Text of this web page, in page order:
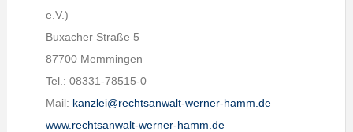
e.V.)
Buxacher Straße 5
87700 Memmingen
Tel.: 08331-78515-0
Mail: kanzlei@rechtsanwalt-werner-hamm.de
www.rechtsanwalt-werner-hamm.de